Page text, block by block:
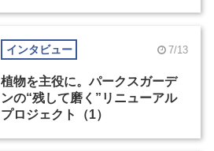
インタビュー 7/13
植物を主役に。パークスガーデ
ンの“残して磨く”リニューアル
プロジェクト（1）